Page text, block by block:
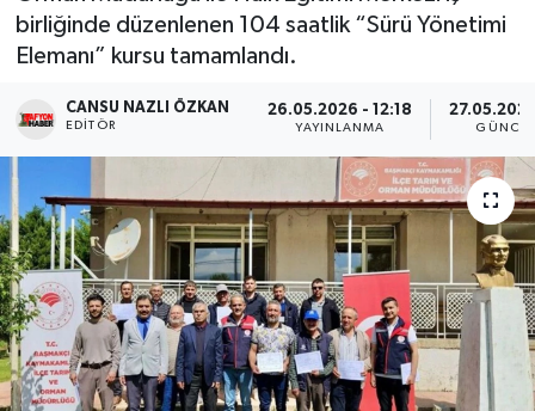
birliğinde düzenlenen 104 saatlik “Sürü Yönetimi
Elemanı” kursu tamamlandı.
CANSU NAZLI ÖZKAN
EDITÖR
26.05.2026 - 12:18
YAYINLANMA
Ekonomi
Magazin
Etkinlikler